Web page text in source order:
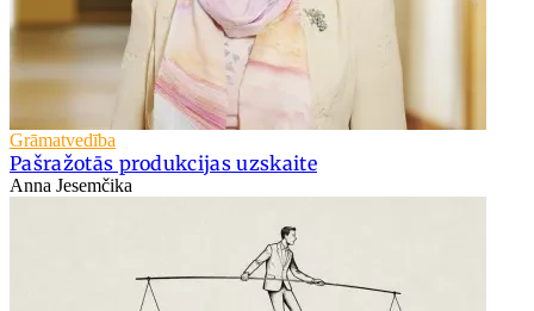
Grāmatvedība
Pašražotās produkcijas uzskaite
Anna Jesemčika